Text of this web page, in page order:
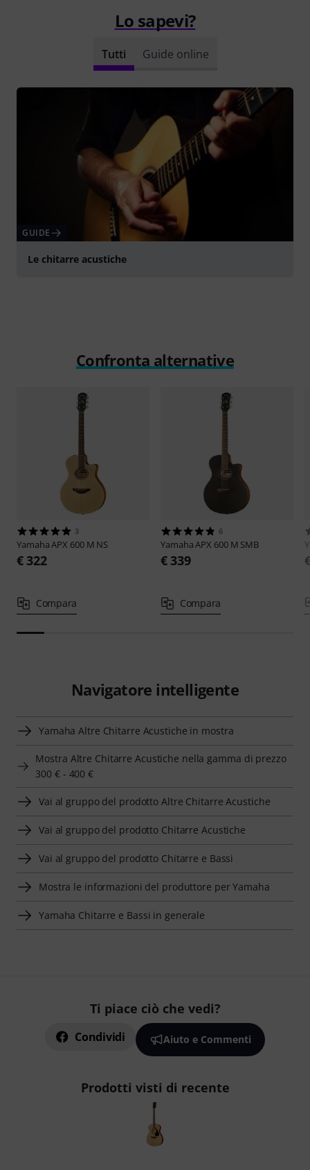
Lo sapevi?
Tutti Guide online
GUIDE
Le chitarre acustiche
Confronta alternative
3
YamahaAPX 600 M NS
€ 322
Compara
6
YamahaAPX 600 M SMB
€ 339
Compara
Navigatore intelligente
Yamaha Altre Chitarre Acustiche in mostra
Mostra Altre Chitarre Acustiche nella gamma di prezzo
300 € - 400 €
Vai al gruppo del prodotto Altre Chitarre Acustiche
Vai al gruppo del prodotto Chitarre Acustiche
Vai al gruppo del prodotto Chitarre e Bassi
Mostra le informazioni del produttore per Yamaha
Yamaha Chitarre e Bassi in generale
Ti piace ciò che vedi?
Condividi Aiuto e Commenti
Prodotti visti di recente